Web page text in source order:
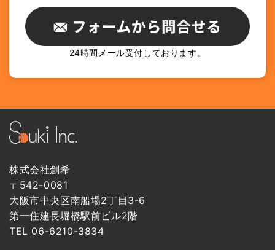
24時間メール受付しております。
株式会社創希
〒542-0081
大阪市中央区南船場2丁目3-6
第一住建長堀橋駅前ビル2階
TEL 06-6210-3834